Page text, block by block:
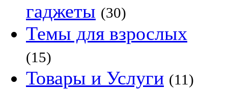
гаджеты (30)
Темы для взрослых
(15)
Товары и Услуги (11)